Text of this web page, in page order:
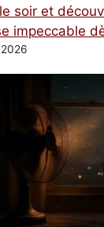
soir et
impeccable